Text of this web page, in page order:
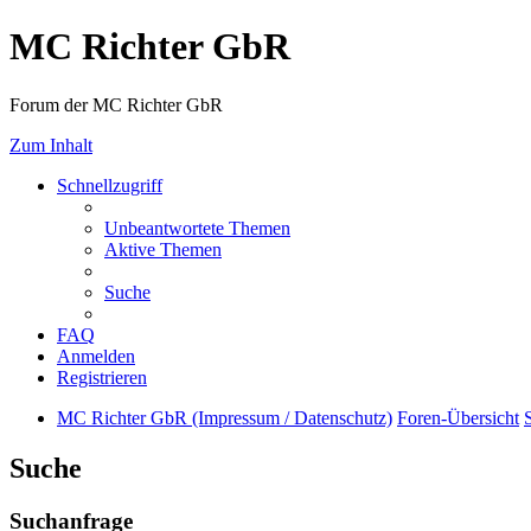
MC Richter GbR
Forum der MC Richter GbR
Zum Inhalt
Schnellzugriff
Unbeantwortete Themen
Aktive Themen
Suche
FAQ
Anmelden
Registrieren
MC Richter GbR (Impressum / Datenschutz) Foren-Übersicht
Suche
Suchanfrage